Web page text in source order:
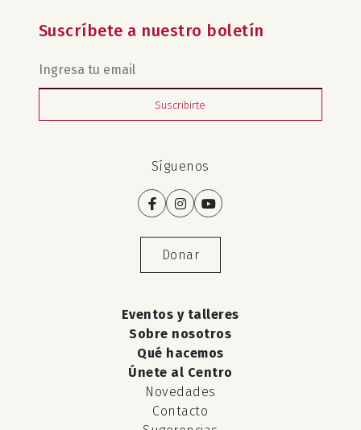
Eventos y talleres
Sobre nosotros
Qué hacemos
Únete al Centro
Novedades
Contacto
Suscríbete a nuestro boletín
Suscribirte
Síguenos
Donar